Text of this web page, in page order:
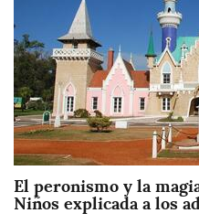
El peronismo y la
Niños explicada a los